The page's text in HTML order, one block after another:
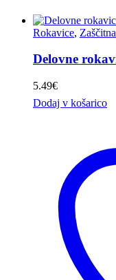
Rokavice,
Delovne
5.49€
Dodaj v košarico